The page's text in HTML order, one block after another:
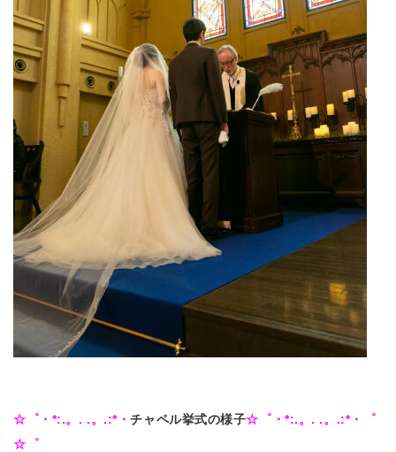
☆゜・*:.。. .。.:*・チャペル挙式の様子☆゜・*:.。. .。.:*・゜
☆゜